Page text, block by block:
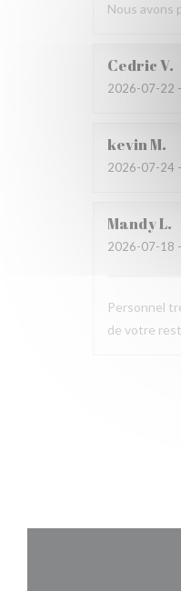
Nous avons
CedricV
2026-07-22
kevinM
2026-07-24
MandyL
2026-07-18
Personnel
de votre